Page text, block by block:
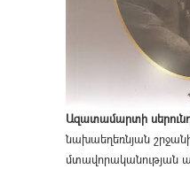
Ազատամարտի
նախաեղեռնյան
մտավորականության